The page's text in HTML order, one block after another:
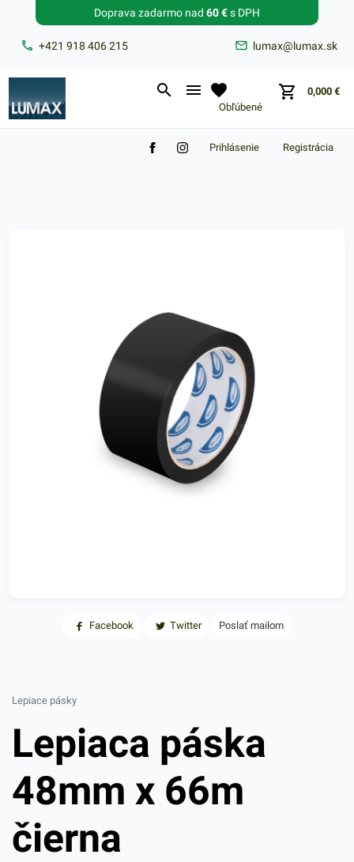
+421 918 406 215 lumax@lumax.sk
Doprava zadarmo nad 60 €s DPH
Obľúbené
0,000 €
Zabudnuté heslo?
Registrácia
Prihlásenie
Facebook Twitter Poslať mailom
Lepiace pásky
Lepiaca páska
48mm x 66m
čierna